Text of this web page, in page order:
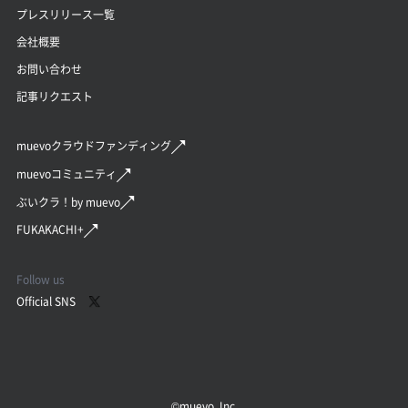
プレスリリース一覧
会社概要
お問い合わせ
記事リクエスト
muevoクラウドファンディング
muevoコミュニティ
ぶいクラ！by muevo
FUKAKACHI+
Follow us
Official SNS